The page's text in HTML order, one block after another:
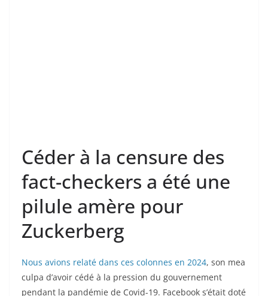
Céder à la censure des
fact-checkers a été une
pilule amère pour
Zuckerberg
Nous avions relaté dans ces colonnes en 2024, son mea
culpa d’avoir cédé à la pression du gouvernement
pendant la pandémie de Covid-19. Facebook s’était doté